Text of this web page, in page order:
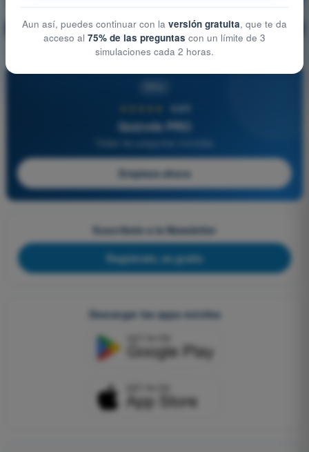
🔒 PRO Explicación de la pregunta
4,6/5
Quizvds PRO
Empieza ahora
Suscríbete a la Newsletter
Regístrate, es gratis
Descargar las apps móviles
Aun así, puedes continuar con la versión gratuita, que te da
acceso al 75% de las preguntas con un límite de 3
simulaciones cada 2 horas.